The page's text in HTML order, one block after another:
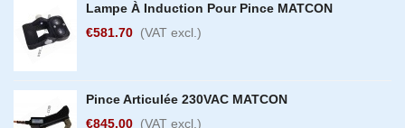
Lampe À Induction Pour Pince MATCON
€581.70 (VAT excl.)
Pince Articulée 230VAC MATCON
€845.00 (VAT excl.)